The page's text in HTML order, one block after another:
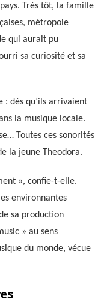
Très tôt, la famille
métropole
qui aurait pu
sa curiosité et sa
: dès qu’ils arrivaient
la musique locale.
Toutes ces sonorités
la jeune Theodora.
», confie-t-elle.
environnantes
sa production
» au sens
du monde, vécue